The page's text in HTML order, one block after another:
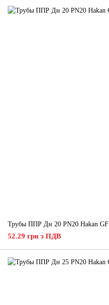
Трубы ППР Дн 20 PN20 Hakan GF
52.29 грн з ПДВ